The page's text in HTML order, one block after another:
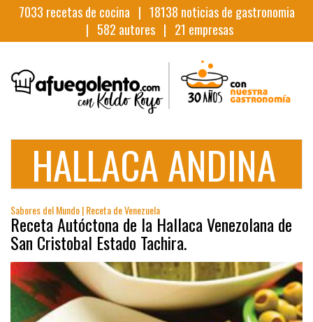
7033 recetas de cocina | 18138 noticias de gastronomia
| 582 autores | 21 empresas
HALLACA ANDINA
Sabores del Mundo | Receta de Venezuela
Receta Autóctona de la Hallaca Venezolana de
San Cristobal Estado Tachira.